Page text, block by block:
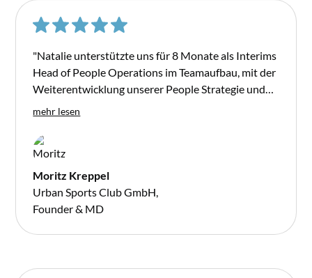
"Natalie unterstützte uns für 8 Monate als Interims
Head of People Operations im Teamaufbau, mit der
Weiterentwicklung unserer People Strategie und
setzte darüber hinaus unsere interne Remote
sie es unser internes Team signifikant
weiterzuentwickeln und gleichzeitig unsere
Prozesse nachhaltig zu digitalisieren und zu
skalieren. Wir sind sehr dankbar für die angenehme,
wertvolle und professionelle Unterstützung und
mehr lesen
Moritz Kreppel
Urban Sports Club GmbH,
Founder & MD